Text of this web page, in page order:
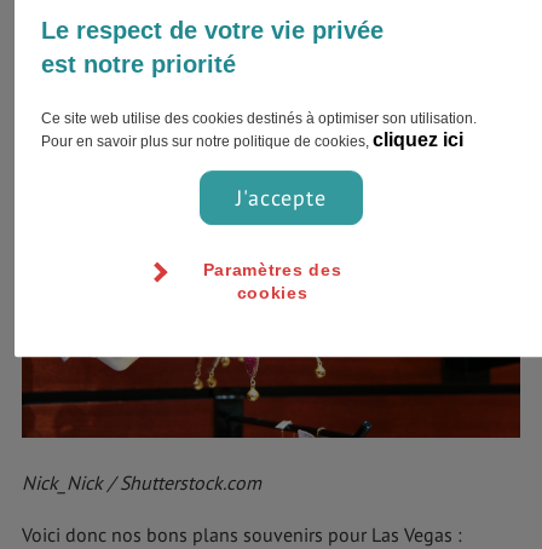
dénicher les bonnes offres aux boutiques de souvenirs,
d'autres considèrent cela comme un vrai calvaire.
Nick_Nick / Shutterstock.com
Voici donc nos bons plans souvenirs pour Las Vegas :
Le respect de votre vie privée
est notre priorité
Ce site web utilise des cookies destinés à optimiser son utilisation.
Pour en savoir plus sur notre politique de cookies, cliquez ici
J'accepte
Paramètres des
cookies